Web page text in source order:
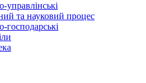
управлінські
та науковий процес
господарські